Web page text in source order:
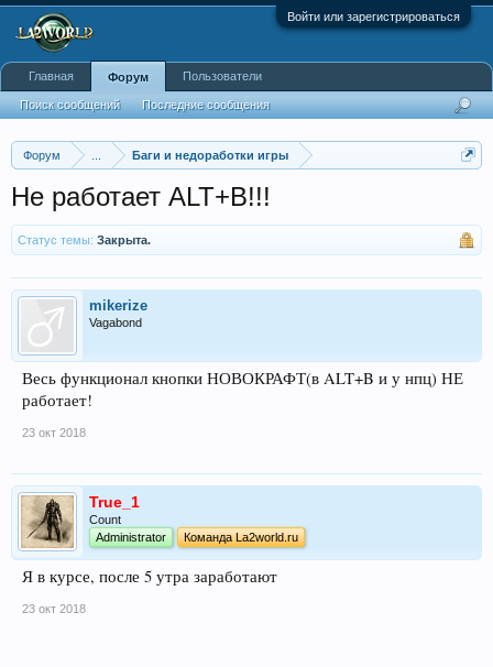
Войти или зарегистрироваться
Форум Баги и недоработки игры
Не работает ALT+B!!!
Статус темы: Закрыта.
mikerize
Vagabond
Весь функционал кнопки НОВОКРАФТ(в ALT+B и у нпц) НЕ
работает!
23 окт 2018
True_1
Count
Administrator
Команда La2world.ru
Я в курсе, после 5 утра заработают
23 окт 2018
Главная Форум
Поиск сообщений Последние сообщения
Пользователи